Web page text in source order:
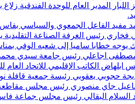
اللبار المدير العام للوحدة
الفاعل الجمعوي والسياسي بفاس يهنئ صاحب
فخاري رئيس الغرفة الصناعة التقليدية يهنئ
يوجه خطابا ساميا إلى شعبه الوفي
اجاعلي رئيس جامعة سيدي محمد
ابلهاض الكاتب الإقليمي للاتحاد
حجوبي يعقوبي رئيسة جمعية قافلة
جاي منصوري رئيس مجلس مقاطعة
السلام البقالي رئيس مجلس جماعة